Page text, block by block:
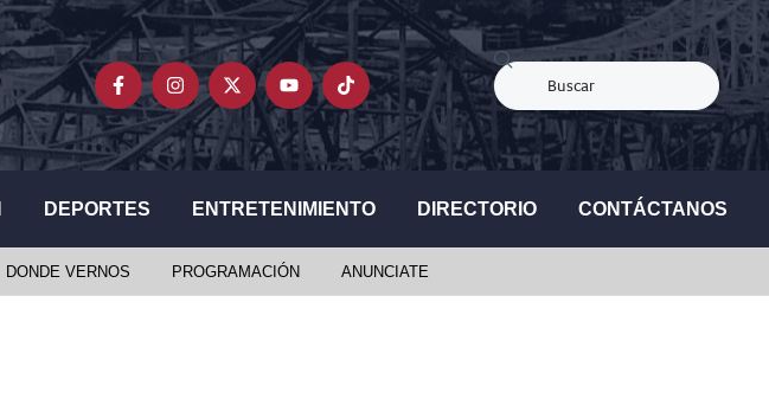
DEPORTES ENTRETENIMIENTO DIRECTORIO CONTÁCTANOS
DONDE VERNOS PROGRAMACIÓN ANUNCIATE